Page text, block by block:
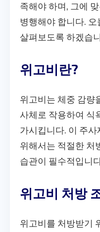
족해야 하며, 그에
병행해야 합니다.
살펴보도록 하겠습
위고비란?
위고비는 체중 감량
사체로 작용하여 식
가시킵니다. 이 주
위해서는 적절한 처
습관이 필수적입니
위고비 처방
위고비를 처방받기